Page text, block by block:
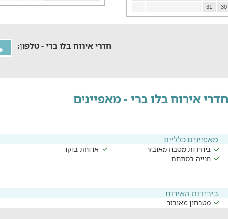
30
31
חדרי אירוח בלו ברי - טלפון:
חדרי אירוח בלו ברי - מאפיינים
מאפיינים כלליים
ביחידות מטבח מאובזר ארוחת בוקר
חנייה במתחם
ביחידות האירוח
מטבחון מאובזר